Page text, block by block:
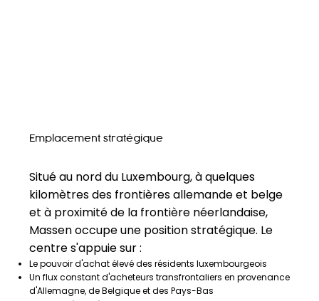
Emplacement stratégique
Situé au nord du Luxembourg, à quelques
kilomètres des frontières allemande et belge
et à proximité de la frontière néerlandaise,
Massen occupe une position stratégique. Le
centre s'appuie sur :
Le pouvoir d'achat élevé des résidents luxembourgeois
Un flux constant d'acheteurs transfrontaliers en provenance
d'Allemagne, de Belgique et des Pays-Bas